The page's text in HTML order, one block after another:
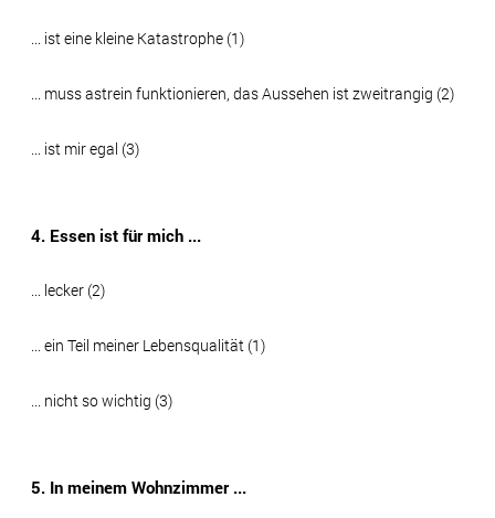
... ist eine kleine Katastrophe (1)
... muss astrein funktionieren, das Aussehen ist zweitrangig (2)
... ist mir egal (3)
4. Essen ist für mich ...
... lecker (2)
... ein Teil meiner Lebensqualität (1)
... nicht so wichtig (3)
5. In meinem Wohnzimmer ...